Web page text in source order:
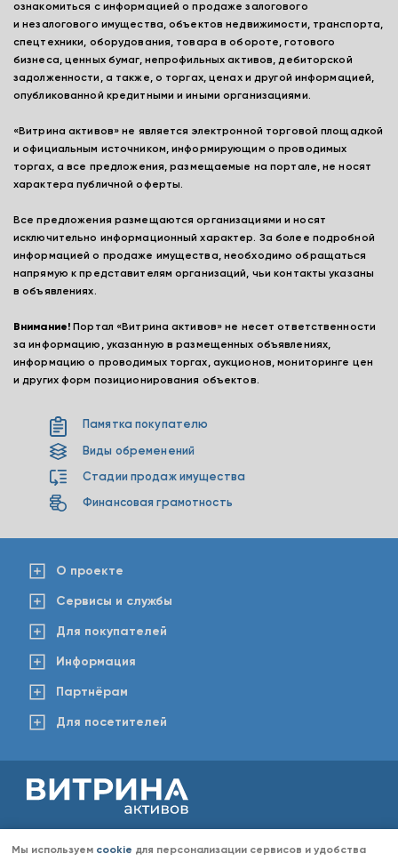
ознакомиться с информацией о продаже залогового
и незалогового имущества, объектов недвижимости, транспорта,
спецтехники, оборудования, товара в обороте, готового
бизнеса, ценных бумаг, непрофильных активов, дебиторской
задолженности, а также, о торгах, ценах и другой информацией,
опубликованной кредитными и иными организациями.
«Витрина активов» не является электронной торговой площадкой
и официальным источником, информирующим о проводимых
торгах, а все предложения, размещаемые на портале, не носят
характера публичной оферты.
Все предложения размещаются организациями и носят
исключительно информационный характер. За более подробной
информацией о продаже имущества, необходимо обращаться
напрямую к представителям организаций, чьи контакты указаны
в объявлениях.
Внимание! Портал «Витрина активов» не несет ответственности
за информацию, указанную в размещенных объявлениях,
информацию о проводимых торгах, аукционов, мониторинге цен
и других форм позиционирования объектов.
Памятка покупателю
Виды обременений
Стадии продаж имущества
Финансовая грамотность
О проекте
Сервисы и службы
Для покупателей
Информация
Партнёрам
Для посетителей
является публичной офертой, определяемой положениями Статьи 437 Гражданского кодекса РФ.
Мы используем cookie для персонализации сервисов и удобства